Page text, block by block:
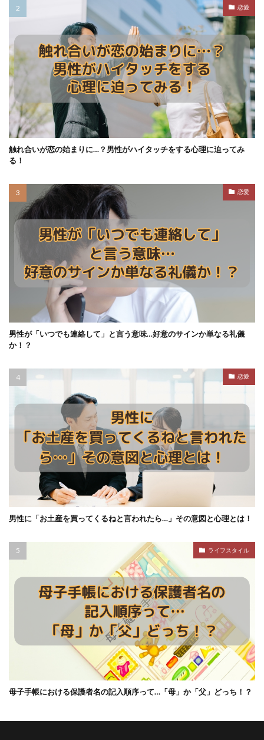
恋愛
触れ合いが恋の始まりに…？男性がハイタッチをする心理に迫ってみ
る！
恋愛
男性が「いつでも連絡して」と言う意味…好意のサインか単なる礼儀
か！？
恋愛
男性に「お土産を買ってくるねと言われたら…」その意図と心理とは！
ライフスタイル
母子手帳における保護者名の記入順序って…「母」か「父」どっち！？